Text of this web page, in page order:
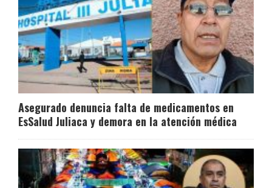
Asegurado denuncia falta de medicamentos en
EsSalud Juliaca y demora en la atención médica